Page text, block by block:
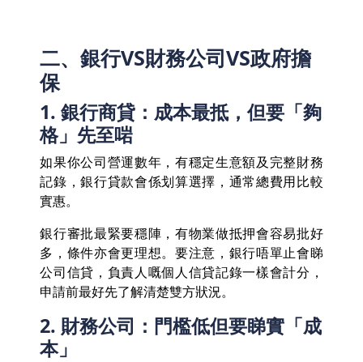
二、銀行VS財務公司VS政府擔
保
1. 銀行商貸：成本最抵，但要「夠
格」先至啱
如果你公司營運數年，有穩定生意額及完整財務
記錄，銀行貸款會係划算選擇，通常總費用比較
實惠。
銀行審批最緊要穩陣，有物業做抵押會容易批好
多，條件亦會更理想。要注意，銀行唔單止會睇
公司信貸，負責人嘅個人信貸記錄一樣會計分，
申請前最好先了解清楚雙方狀況。
2. 財務公司：門檻低但要睇實「成
本」